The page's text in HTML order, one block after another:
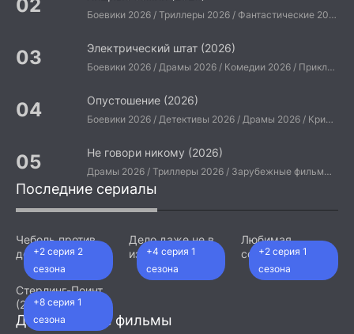
Боевики 2026 / Триллеры 2026 / Фантастические 2026 / Зарубежные фильмы 2026 / Американские фильмы / Фильмы 2026
Электрический штат (2026)
Боевики 2026 / Драмы 2026 / Комедии 2026 / Приключения 2026 / Фантастические 2026 / Зарубежные фильмы 2026 / Американские фильмы / Фильмы 2026
Опустошение (2026)
Боевики 2026 / Детективы 2026 / Драмы 2026 / Криминальные фильмы 2026 / Триллеры 2026 / Зарубежные фильмы 2026 / Американские фильмы / Фильмы 2026
Не говори никому (2026)
Драмы 2026 / Триллеры 2026 / Зарубежные фильмы 2026 / Американские фильмы / Фильмы 2026
Последние сериалы
+2 серия 2
сезона
Чеболь против
детектива (2026)
+4 серия 1
сезона
Дело даже не в
измене (2026)
+2 серия 1
сезона
Любимая
сотрудница
(2026)
+8 серия 1
сезона
Стерлинг-Поинт
(2026)
Добавленные фильмы